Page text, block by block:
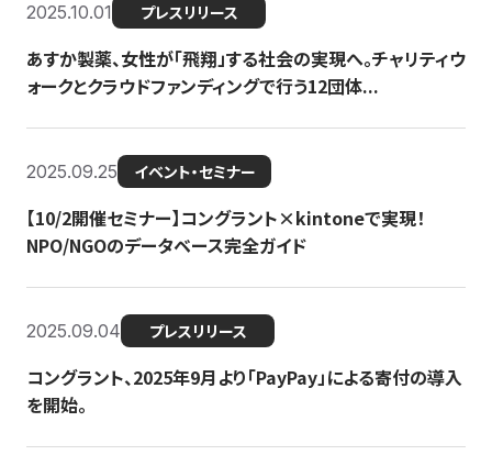
2025.10.01 プレスリリース
あすか製薬、女性が「飛翔」する社会の実現へ。チャリティウ
ォークとクラウドファンディングで行う12団体...
2025.09.25 イベント・セミナー
【10/2開催セミナー】コングラント×kintoneで実現！
NPO/NGOのデータベース完全ガイド
2025.09.04 プレスリリース
コングラント、2025年9月より「PayPay」による寄付の導入
を開始。